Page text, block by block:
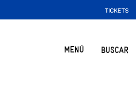
TICKETS
MENÚ BUSCAR